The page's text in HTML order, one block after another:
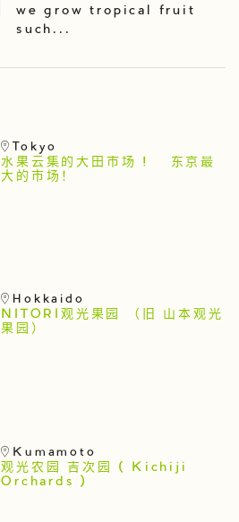
we grow tropical fruit
such...
Tokyo
水果云集的大田市场 ! 东京最
大的市场！
Hokkaido
NITORI观光果园 （旧 山本观光
果园）
Kumamoto
观光农园 吉次园 ( Kichiji
Orchards )